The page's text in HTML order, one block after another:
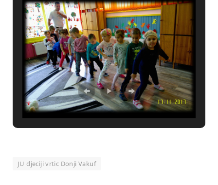
JU djeciji vrtic Donji Vakuf